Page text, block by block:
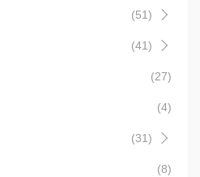
(51)
(41)
(27)
(4)
(31)
(8)